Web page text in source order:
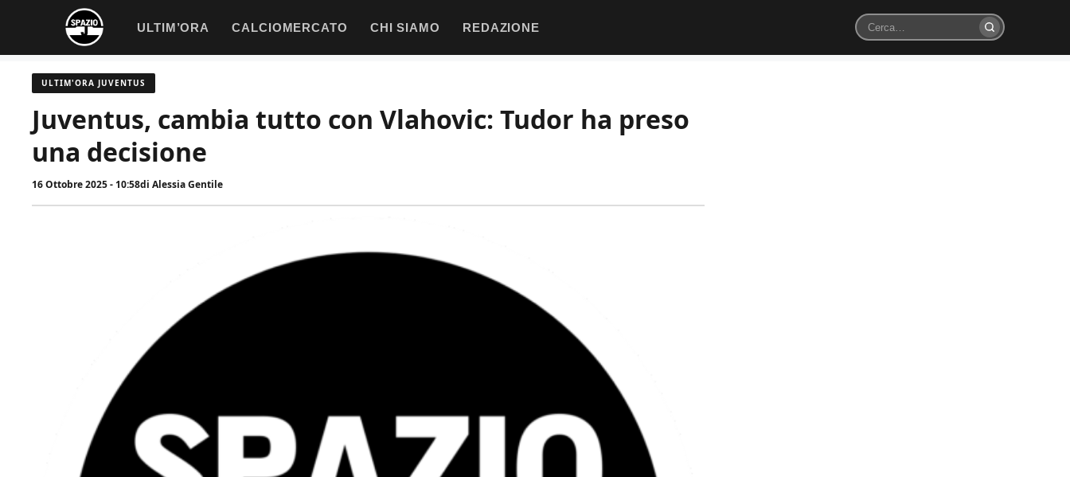
contenuto
ULTIM’ORA CALCIOMERCATO CHI SIAMO REDAZIONE
Cerca
ULTIM'ORA JUVENTUS
Juventus, cambia tutto con Vlahovic: Tudor ha preso
una decisione
16 Ottobre 2025 - 10:58di Alessia Gentile